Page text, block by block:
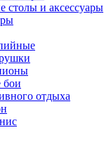
столы и аксессуары
бои
отдыха